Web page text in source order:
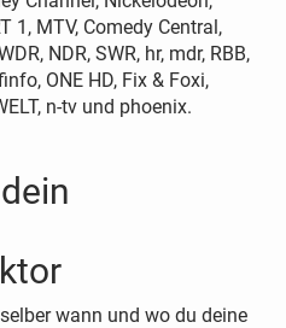
1, MTV, Comedy Central,
NDR, SWR, hr, mdr, RBB,
ONE HD, Fix & Foxi,
n-tv und phoenix.
wann und wo du deine